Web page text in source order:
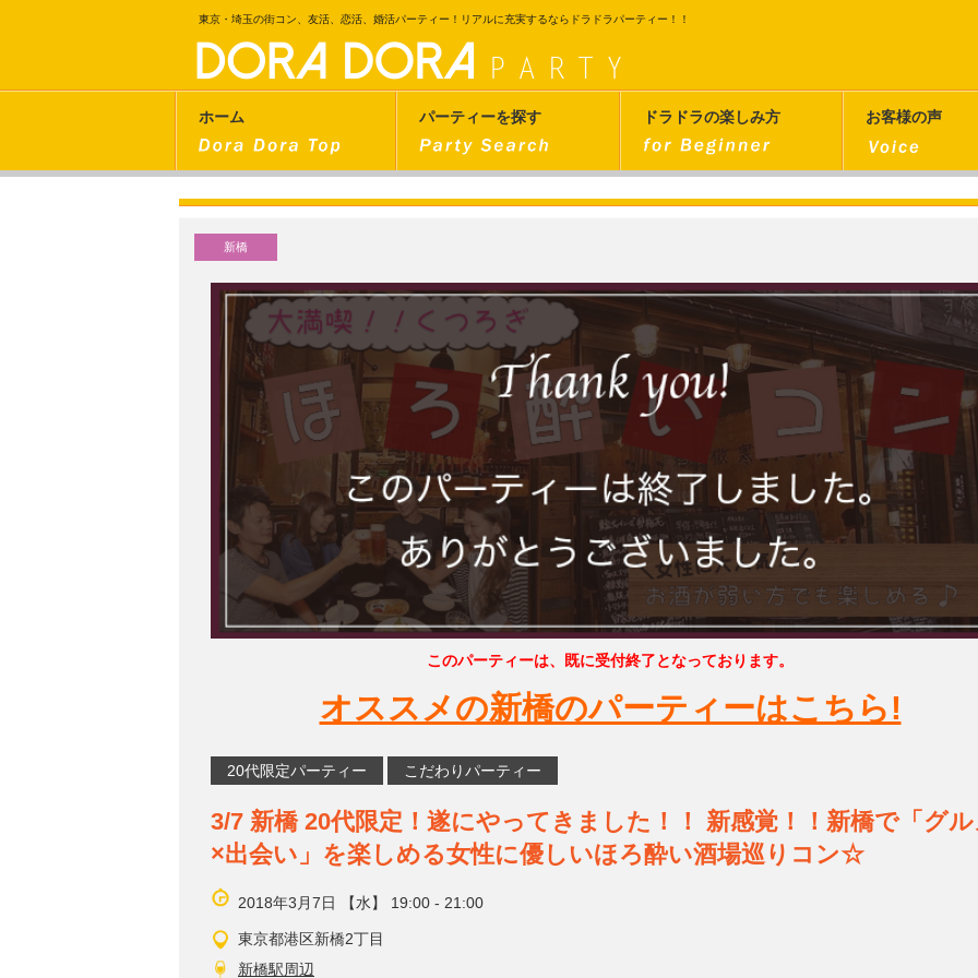
東京・埼玉の街コン、友活、恋活、婚活パーティー！リアルに充実するならドラドラパーティー！！
ホーム パーティーを探す ドラドラの楽しみ方 お客様の声
新橋
このパーティーは、既に受付終了となっております。
オススメの新橋のパーティーはこちら!
20代限定パーティー こだわりパーティー
3/7 新橋 20代限定！遂にやってきました！！ 新感覚！！新橋で「グ
×出会い」を楽しめる女性に優しいほろ酔い酒場巡りコン☆
2018年3月7日 【水】 19:00 - 21:00
東京都港区新橋2丁目
新橋駅周辺